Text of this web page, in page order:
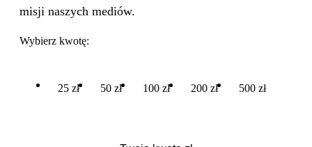
misji naszych mediów.
Wybierz kwotę:
25 zł 50 zł 100 zł 200 zł 500 zł